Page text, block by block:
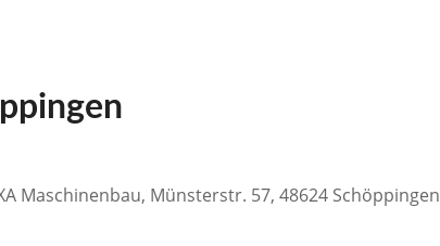
Maschinenbau, Münsterstr. 57, 48624 Schöppingen